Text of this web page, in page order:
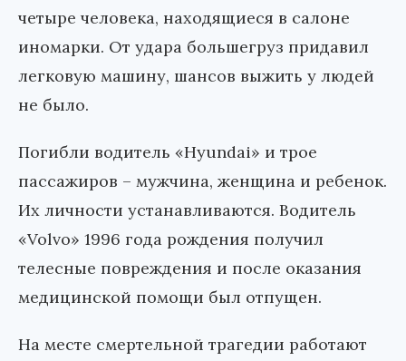
четыре человека, находящиеся в салоне
иномарки. От удара большегруз придавил
легковую машину, шансов выжить у людей
не было.
Погибли водитель «Hyundai» и трое
пассажиров – мужчина, женщина и ребенок.
Их личности устанавливаются. Водитель
«Volvo» 1996 года рождения получил
телесные повреждения и после оказания
медицинской помощи был отпущен.
На месте смертельной трагедии работают